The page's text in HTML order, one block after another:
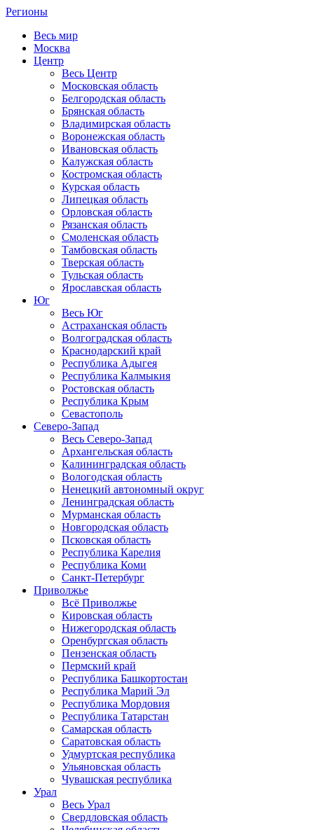
Регионы
Весь мир
Москва
Центр
Весь Центр
Московская область
Белгородская область
Брянская область
Владимирская область
Воронежская область
Ивановская область
Калужская область
Костромская область
Курская область
Липецкая область
Орловская область
Рязанская область
Смоленская область
Тамбовская область
Тверская область
Тульская область
Ярославская область
Юг
Весь Юг
Астраханская область
Волгоградская область
Краснодарский край
Республика Адыгея
Республика Калмыкия
Ростовская область
Республика Крым
Севастополь
Северо-Запад
Весь Северо-Запад
Архангельская область
Калининградская область
Вологодская область
Ненецкий автономный округ
Ленинградская область
Мурманская область
Новгородская область
Псковская область
Республика Карелия
Республика Коми
Санкт-Петербург
Приволжье
Всё Приволжье
Кировская область
Нижегородская область
Оренбургская область
Пензенская область
Пермский край
Республика Башкортостан
Республика Марий Эл
Республика Мордовия
Республика Татарстан
Самарская область
Саратовская область
Удмуртская республика
Ульяновская область
Чувашская республика
Урал
Весь Урал
Свердловская область